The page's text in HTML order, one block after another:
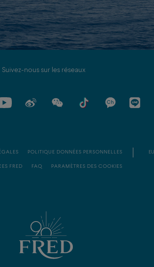
Suivez-nous sur les réseaux
POLITIQUE DONNÉES PERSONNELLES
FRED FAQ PARAMÈTRES DES COOKIES